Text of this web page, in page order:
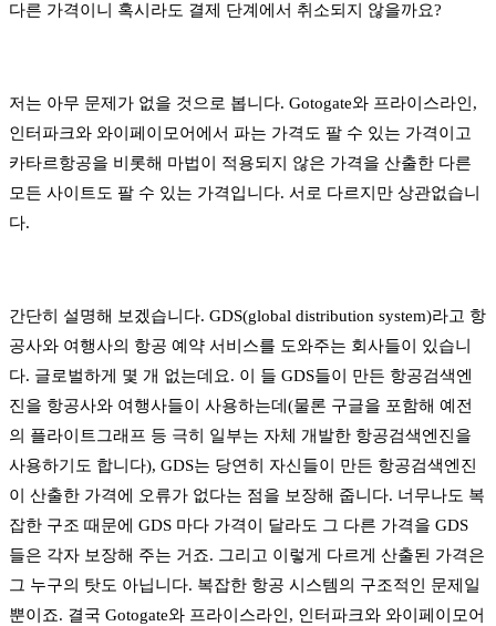
다른 가격이니 혹시라도 결제 단계에서 취소되지 않을까요?
저는 아무 문제가 없을 것으로 봅니다. Gotogate와 프라이스라인,
인터파크와 와이페이모어에서 파는 가격도 팔 수 있는 가격이고
카타르항공을 비롯해 마법이 적용되지 않은 가격을 산출한 다른
모든 사이트도 팔 수 있는 가격입니다. 서로 다르지만 상관없습니
다.
간단히 설명해 보겠습니다. GDS(global distribution system)라고 항
공사와 여행사의 항공 예약 서비스를 도와주는 회사들이 있습니
다. 글로벌하게 몇 개 없는데요. 이 들 GDS들이 만든 항공검색엔
진을 항공사와 여행사들이 사용하는데(물론 구글을 포함해 예전
의 플라이트그래프 등 극히 일부는 자체 개발한 항공검색엔진을
사용하기도 합니다), GDS는 당연히 자신들이 만든 항공검색엔진
이 산출한 가격에 오류가 없다는 점을 보장해 줍니다. 너무나도 복
잡한 구조 때문에 GDS 마다 가격이 달라도 그 다른 가격을 GDS
들은 각자 보장해 주는 거죠. 그리고 이렇게 다르게 산출된 가격은
그 누구의 탓도 아닙니다. 복잡한 항공 시스템의 구조적인 문제일
뿐이죠. 결국 Gotogate와 프라이스라인, 인터파크와 와이페이모어